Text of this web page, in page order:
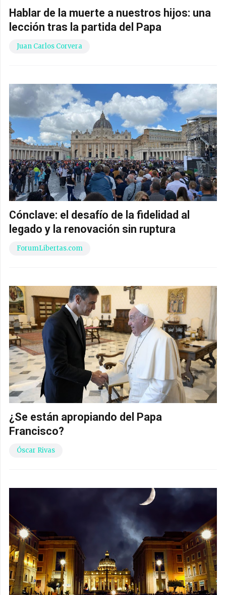
Hablar de la muerte a nuestros hijos: una
lección tras la partida del Papa
Juan Carlos Corvera
Cónclave: el desafío de la fidelidad al
legado y la renovación sin ruptura
ForumLibertas.com
¿Se están apropiando del Papa
Francisco?
Óscar Rivas